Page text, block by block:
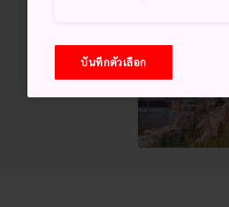
บันทึกตัวเลือก